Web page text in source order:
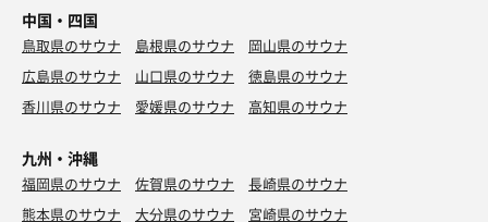
中国・四国
鳥取県のサウナ 島根県のサウナ
岡山県のサウナ
広島県のサウナ
山口県のサウナ
徳島県のサウナ
香川県のサウナ
愛媛県のサウナ 高知県のサウナ
九州・沖縄
福岡県のサウナ 佐賀県のサウナ
長崎県のサウナ
熊本県のサウナ
大分県のサウナ
宮崎県のサウナ